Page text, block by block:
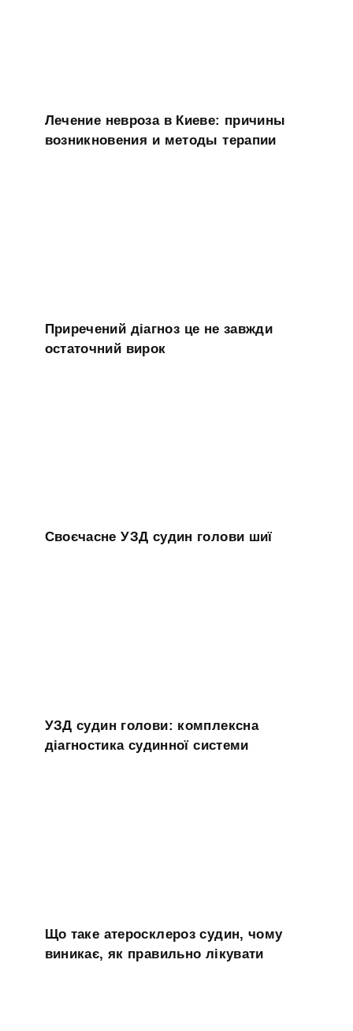
Лечение невроза в Киеве: причины
возникновения и методы терапии
Приречений діагноз це не завжди
остаточний вирок
Своєчасне УЗД судин голови шиї
УЗД судин голови: комплексна
діагностика судинної системи
Що таке атеросклероз судин, чому
виникає, як правильно лікувати